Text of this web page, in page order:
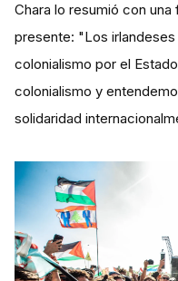
Chara lo resumió con
presente: "Los
colonialismo por el
colonialismo y
solidaridad